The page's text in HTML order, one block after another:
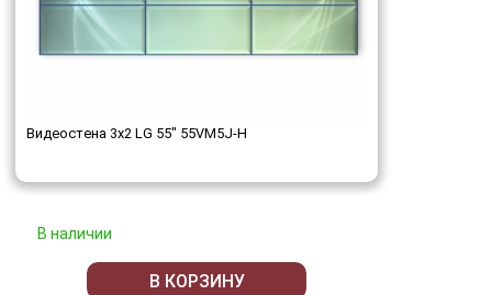
Видеостена 3x2 LG 55" 55VM5J-H
В наличии
В КОРЗИНУ